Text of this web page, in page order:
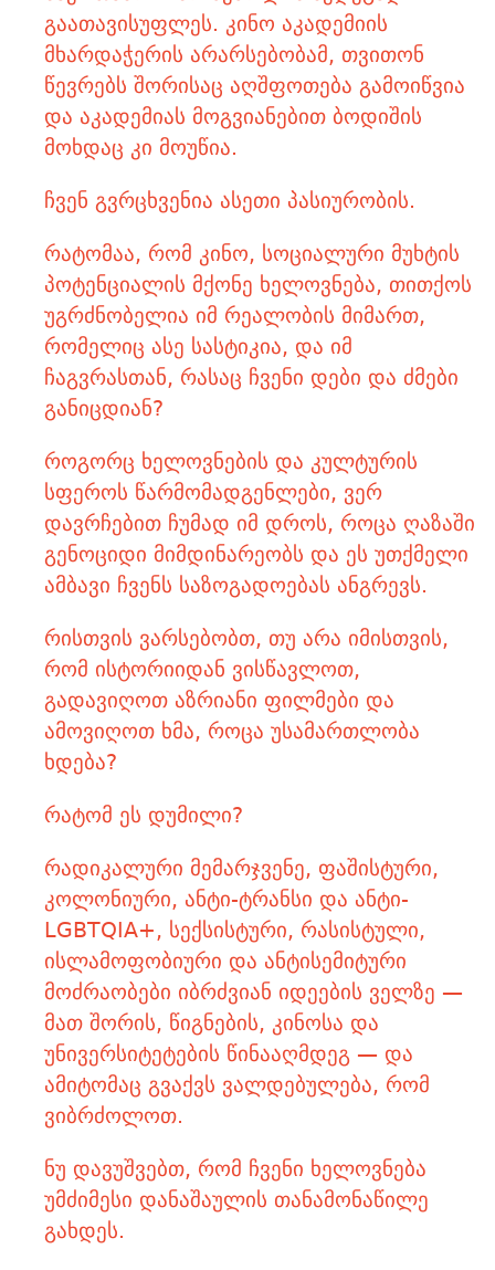
გაათავისუფლეს. კინო აკადემიის
მხარდაჭერის არარსებობამ, თვითონ
წევრებს შორისაც აღშფოთება გამოიწვია
და აკადემიას მოგვიანებით ბოდიშის
მოხდაც კი მოუწია.
ჩვენ გვრცხვენია ასეთი პასიურობის.
რატომაა, რომ კინო, სოციალური მუხტის
პოტენციალის მქონე ხელოვნება, თითქოს
უგრძნობელია იმ რეალობის მიმართ,
რომელიც ასე სასტიკია, და იმ
ჩაგვრასთან, რასაც ჩვენი დები და ძმები
განიცდიან?
როგორც ხელოვნების და კულტურის
სფეროს წარმომადგენლები, ვერ
დავრჩებით ჩუმად იმ დროს, როცა ღაზაში
გენოციდი მიმდინარეობს და ეს უთქმელი
ამბავი ჩვენს საზოგადოებას ანგრევს.
რისთვის ვარსებობთ, თუ არა იმისთვის,
რომ ისტორიიდან ვისწავლოთ,
გადავიღოთ აზრიანი ფილმები და
ამოვიღოთ ხმა, როცა უსამართლობა
ხდება?
რატომ ეს დუმილი?
რადიკალური მემარჯვენე, ფაშისტური,
კოლონიური, ანტი-ტრანსი და ანტი-
LGBTQIA+, სექსისტური, რასისტული,
ისლამოფობიური და ანტისემიტური
მოძრაობები იბრძვიან იდეების ველზე —
მათ შორის, წიგნების, კინოსა და
უნივერსიტეტების წინააღმდეგ — და
ამიტომაც გვაქვს ვალდებულება, რომ
ვიბრძოლოთ.
ნუ დავუშვებთ, რომ ჩვენი ხელოვნება
უმძიმესი დანაშაულის თანამონაწილე
გახდეს.